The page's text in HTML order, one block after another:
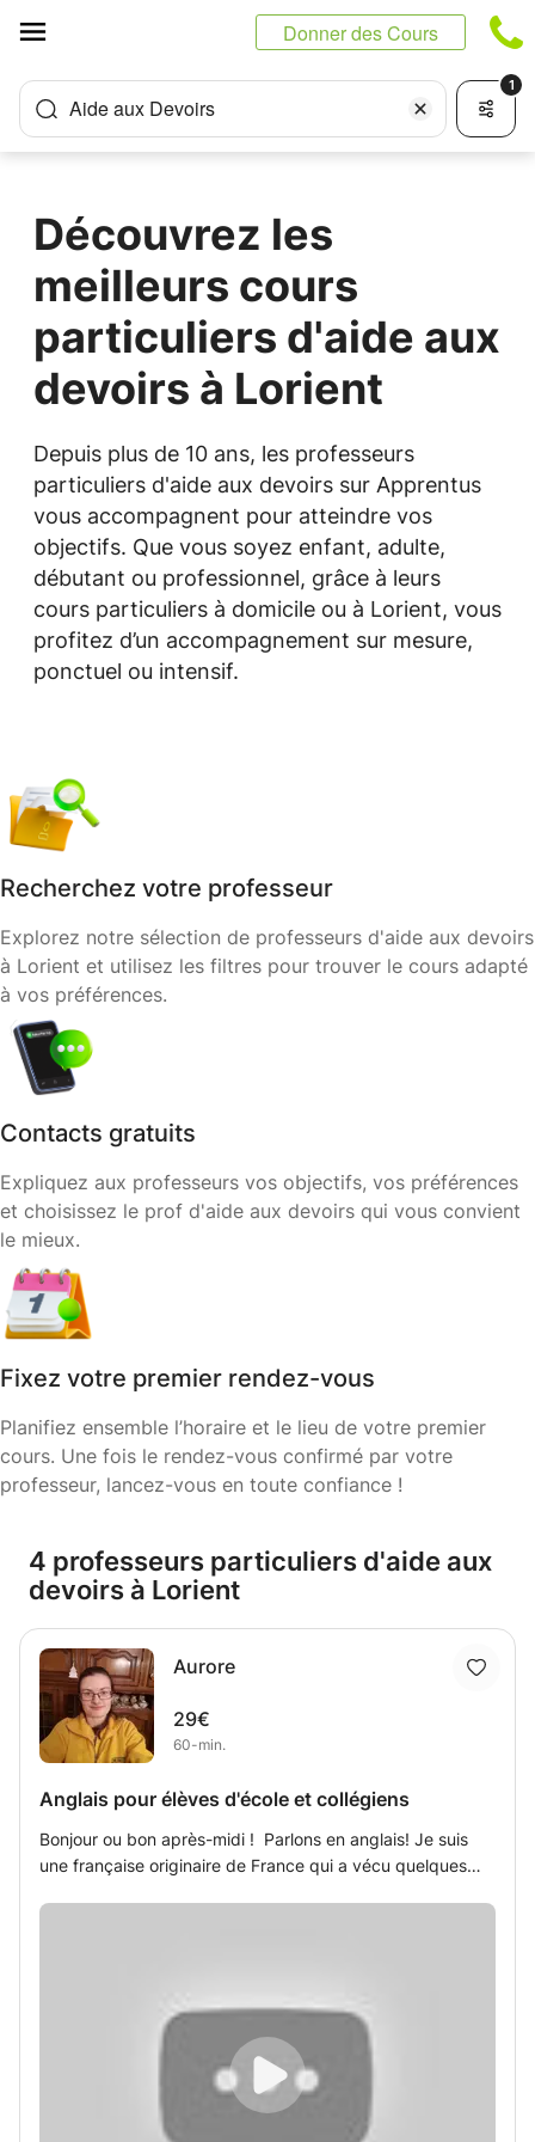
Donner des Cours
Aide aux Devoirs
1
Découvrez les
meilleurs cours
particuliers d'aide aux
devoirs à Lorient
Depuis plus de 10 ans, les professeurs
particuliers d'aide aux devoirs sur Apprentus
vous accompagnent pour atteindre vos
objectifs. Que vous soyez enfant, adulte,
débutant ou professionnel, grâce à leurs
cours particuliers à domicile ou à Lorient, vous
profitez d’un accompagnement sur mesure,
ponctuel ou intensif.
Recherchez votre professeur
Explorez notre sélection de professeurs d'aide aux devoirs
à Lorient et utilisez les filtres pour trouver le cours adapté
à vos préférences.
Contacts gratuits
Expliquez aux professeurs vos objectifs, vos préférences
et choisissez le prof d'aide aux devoirs qui vous convient
le mieux.
Fixez votre premier rendez-vous
Planifiez ensemble l’horaire et le lieu de votre premier
cours. Une fois le rendez-vous confirmé par votre
professeur, lancez-vous en toute confiance !
4 professeurs particuliers d'aide aux
devoirs à Lorient
Aurore
29€
60-min.
Anglais pour élèves d'école et collégiens
Bonjour ou bon après-midi ! Parlons en anglais! Je suis
une française originaire de France qui a vécu quelques
maternelle ou primaire avec des enfants. Je parle
parfaitement anglais (je rêve même parfois en anglais !)
Pourquoi est-ce que je souhaite mettre en pratique mon
anglais ? Parce que je sais que ce n'est pas toujours facile
d'apprendre une langue surtout pour les jeunes et les